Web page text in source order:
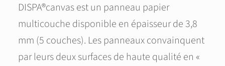
DISPA®canvas est un panneau papier
multicouche disponible en épaisseur de 3,8
mm (5 couches). Les panneaux convainquent
par leurs deux surfaces de haute qualité en «